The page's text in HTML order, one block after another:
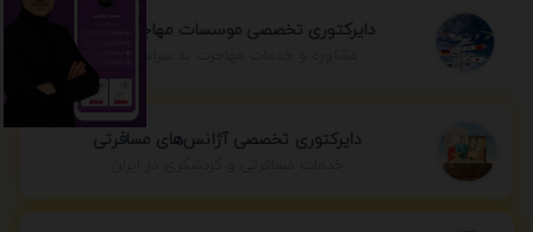
دایرکتوری تخصصی موسسات مهاجرتی ایران
مشاوره و خدمات مهاجرت به سراسر جهان
دایرکتوری تخصصی آژانس‌های مسافرتی